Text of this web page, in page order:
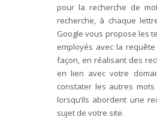
pour la recherche de
recherche, à chaque
Google vous propose les
employés avec la
façon, en réalisant des
en lien avec votre
constater les autres
lorsqu’ils abordent une
sujet de votre site.